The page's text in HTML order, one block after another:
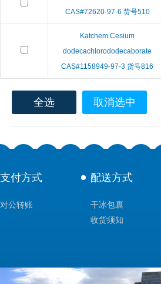
CAS#72620-97-6 货号510
Katchem Cesium
dodecachlorododecaborate
CAS#1158949-97-3 货号816
全选 取消选中
支付方式
对公转账
配送方式
干冰包裹
收货须知